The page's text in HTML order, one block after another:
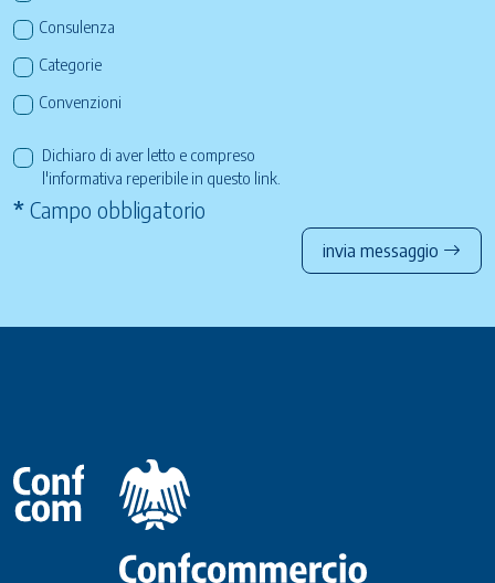
Consulenza
Categorie
Convenzioni
Dichiaro di aver letto e compreso
l'informativa reperibile in questo link
* Campo obbligatorio
invia messaggio